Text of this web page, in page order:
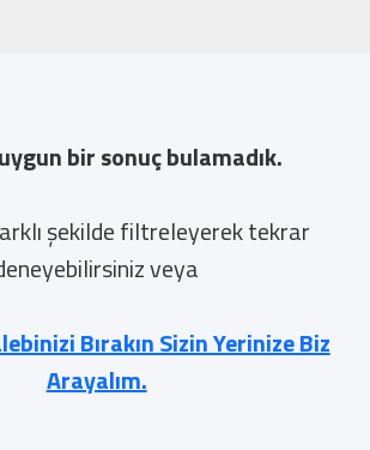
bir sonuç bulamadık.
şekilde filtreleyerek tekrar
veya
Bırakın Sizin Yerinize Biz
Arayalım.